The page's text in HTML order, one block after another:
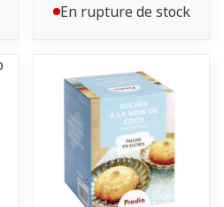
En rupture de stock